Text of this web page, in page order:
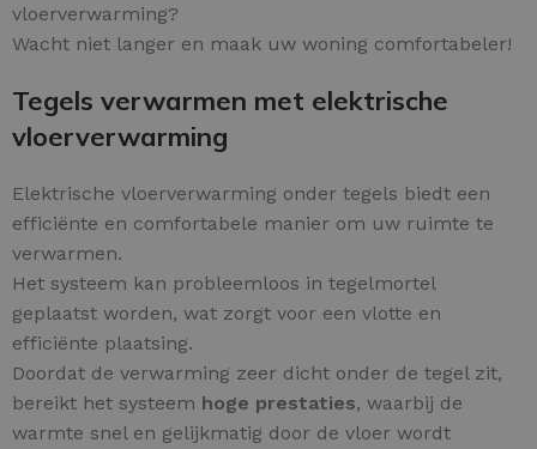
vloerverwarming?
Wacht niet langer en maak uw woning comfortabeler!
Tegels verwarmen met elektrische
vloerverwarming
Elektrische vloerverwarming onder tegels biedt een
efficiënte en comfortabele manier om uw ruimte te
verwarmen.
Het systeem kan probleemloos in tegelmortel
geplaatst worden, wat zorgt voor een vlotte en
efficiënte plaatsing.
Doordat de verwarming zeer dicht onder de tegel zit,
bereikt het systeem hoge prestaties, waarbij de
warmte snel en gelijkmatig door de vloer wordt